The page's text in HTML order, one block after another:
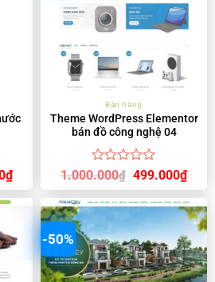
₫Giá
hiện
tại
499.000₫.
Bán hàng
Theme WordPress Elementor
bán đồ công nghệ 04
Được
hạng
0
5
sao
1.000.000₫ Giá
là:
1.000.000₫.
499.000₫Giá
hiện
tại
là:
-50%